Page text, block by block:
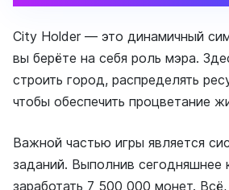
City Holder — это динамичный
вы берёте на себя роль мэра.
строить город, распределять
чтобы обеспечить процветание
Важной частью игры является
заданий. Выполнив
заработать 7 500 000 монет.